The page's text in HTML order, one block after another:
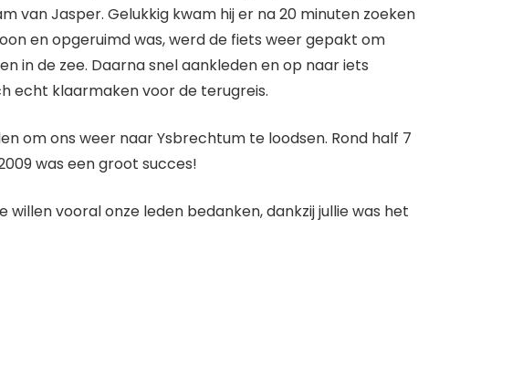
van Jasper. Gelukkig kwam hij er na 20 minuten zoeken
en opgeruimd was, werd de fiets weer gepakt om
in de zee. Daarna snel aankleden en op naar iets
echt klaarmaken voor de terugreis.
om ons weer naar Ysbrechtum te loodsen. Rond half 7
was een groot succes!
vooral onze leden bedanken, dankzij jullie was het